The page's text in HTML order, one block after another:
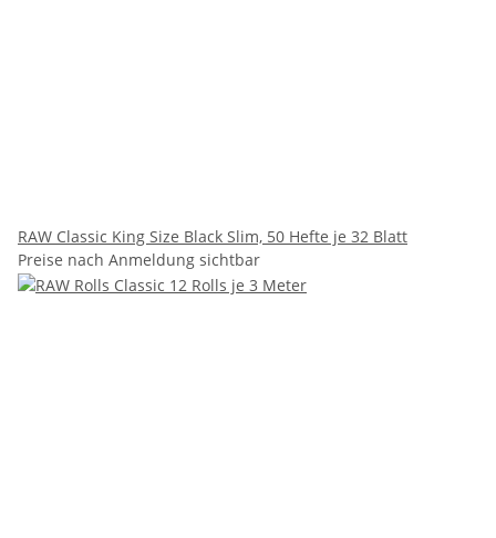
RAW Classic King Size Black Slim, 50 Hefte je 32 Blatt
Preise nach Anmeldung sichtbar